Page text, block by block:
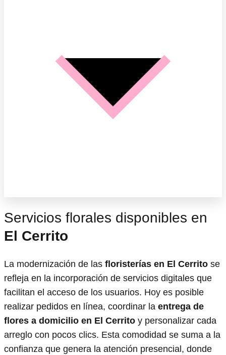
Servicios florales disponibles en
El Cerrito
La modernización de las floristerías en El Cerrito se
refleja en la incorporación de servicios digitales que
facilitan el acceso de los usuarios. Hoy es posible
realizar pedidos en línea, coordinar la entrega de
flores a domicilio en El Cerrito y personalizar cada
arreglo con pocos clics. Esta comodidad se suma a la
confianza que genera la atención presencial, donde